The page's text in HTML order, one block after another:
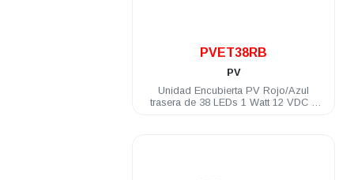
PVET38RB
PV
Unidad Encubierta PV Rojo/Azul
trasera de 38 LEDs 1 Watt 12 VDC 2